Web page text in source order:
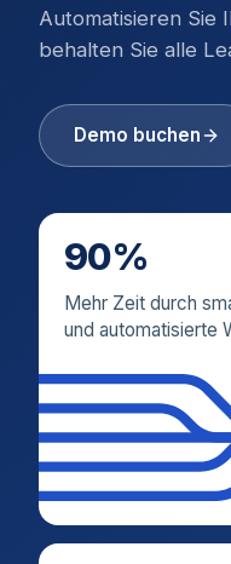
Automatisieren Sie
behalten Sie alle
Demo buchen
90%
Mehr Zeit durch
und automatisierte